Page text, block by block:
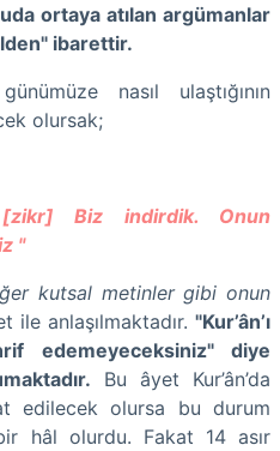
ortaya atılan argümanlar
ibarettir.
nasıl ulaştığının
olursak;
[zikr] Biz indirdik. Onun
"
kutsal metinler gibi onun
ile anlaşılmaktadır. "Kur’ân’ı
edemeyeceksiniz" diye
Bu âyet Kur’ân’da
edilecek olursa bu durum
bir hâl olurdu. Fakat 14 asır